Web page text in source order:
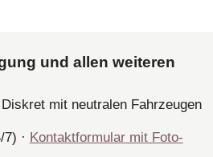
und allen weiteren
mit neutralen Fahrzeugen
· Kontaktformular mit Foto-